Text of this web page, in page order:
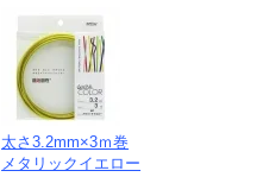
太さ3.2mm×3ｍ巻
メタリックイエロー